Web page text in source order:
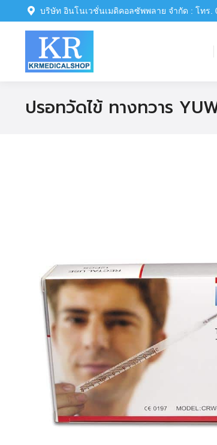
บริษัท อินโนเวชั่นเมดิคอลซัพพลาย จำกัด : โทร.
ปรอทวัดไข้ ทางทวาร
หน้า